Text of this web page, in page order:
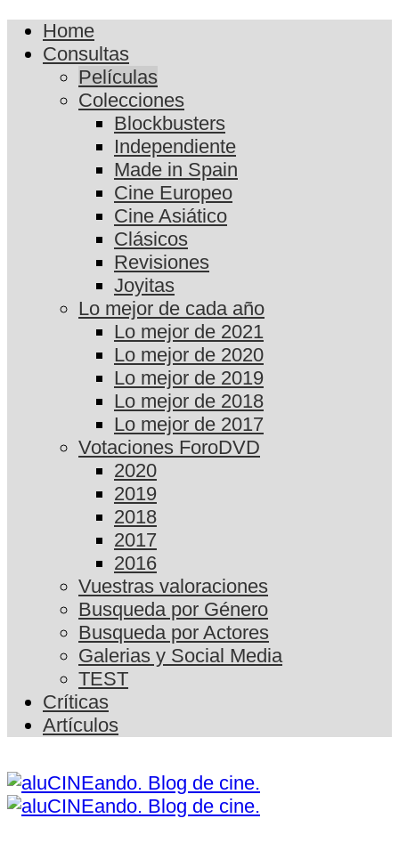
Home
Consultas
Películas
Colecciones
Blockbusters
Independiente
Made in Spain
Cine Europeo
Cine Asiático
Clásicos
Revisiones
Joyitas
Lo mejor de cada año
Lo mejor de 2021
Lo mejor de 2020
Lo mejor de 2019
Lo mejor de 2018
Lo mejor de 2017
Votaciones ForoDVD
2020
2019
2018
2017
2016
Vuestras valoraciones
Busqueda por Género
Busqueda por Actores
Galerias y Social Media
TEST
Críticas
Artículos